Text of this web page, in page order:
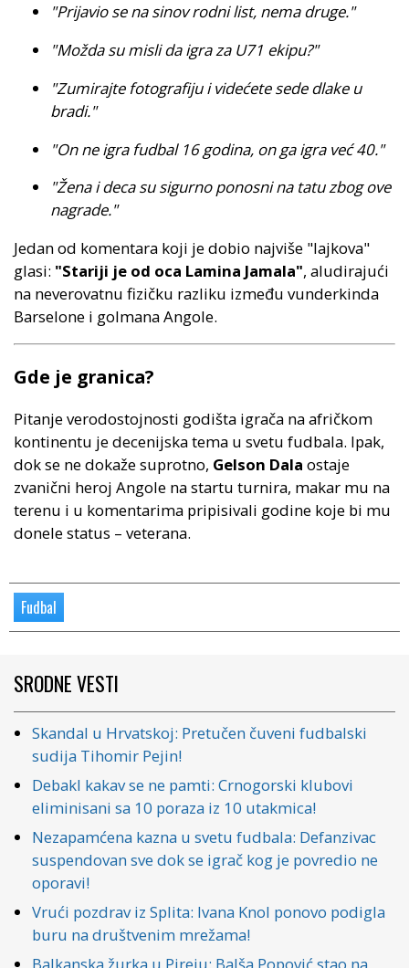
"Prijavio se na sinov rodni list, nema druge."
"Možda su misli da igra za U71 ekipu?"
"Zumirajte fotografiju i videćete sede dlake u
bradi."
"On ne igra fudbal 16 godina, on ga igra već 40."
"Žena i deca su sigurno ponosni na tatu zbog ove
nagrade."
Jedan od komentara koji je dobio najviše "lajkova"
glasi: "Stariji je od oca Lamina Jamala", aludirajući
na neverovatnu fizičku razliku između vunderkinda
Barselone i golmana Angole.
Gde je granica?
Pitanje verodostojnosti godišta igrača na afričkom
kontinentu je decenijska tema u svetu fudbala. Ipak,
dok se ne dokaže suprotno, Gelson Dala ostaje
zvanični heroj Angole na startu turnira, makar mu na
terenu i u komentarima pripisivali godine koje bi mu
donele status – veterana.
Fudbal
SRODNE VESTI
Skandal u Hrvatskoj: Pretučen čuveni fudbalski
sudija Tihomir Pejin!
Debakl kakav se ne pamti: Crnogorski klubovi
eliminisani sa 10 poraza iz 10 utakmica!
Nezapamćena kazna u svetu fudbala: Defanzivac
suspendovan sve dok se igrač kog je povredio ne
oporavi!
Vrući pozdrav iz Splita: Ivana Knol ponovo podigla
buru na društvenim mrežama!